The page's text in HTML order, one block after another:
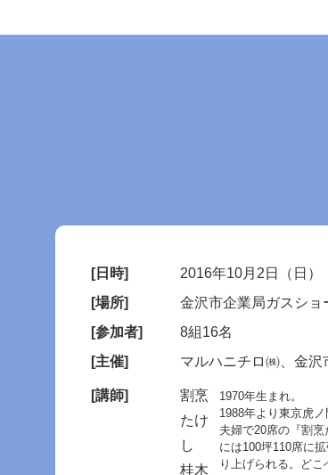
[日時]
2016年10月2日（日）
[場所]
金沢市企業局ガスショ
[参加者]
8組16名
[主催]
マルハニチロ㈱、金沢
[講師]
割烹
たけ
し
桂木
1970年生まれ。
1988年より東京虎
夫婦で20席の『割
には100坪110席に
り上げられる。ど